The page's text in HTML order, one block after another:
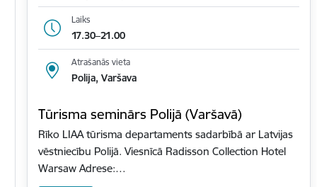
Laiks
17.30–21.00
Atrašanās vieta
Polija, Varšava
Tūrisma seminārs Polijā (Varšavā)
Rīko LIAA tūrisma departaments sadarbībā ar Latvijas
vēstniecību Polijā. Viesnīcā Radisson Collection Hotel
Warsaw Adrese:…